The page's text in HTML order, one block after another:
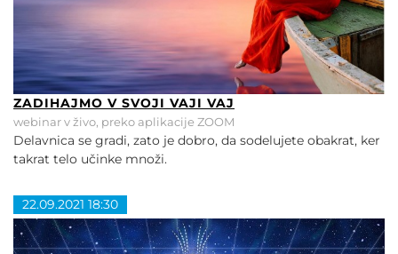
ZADIHAJMO V SVOJI VAJI VAJ
webinar v živo, preko aplikacije ZOOM
Delavnica se gradi, zato je dobro, da sodelujete obakrat, ker
takrat telo učinke množi.
22.09.2021 18:30